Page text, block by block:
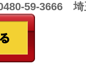
59-3666 埼